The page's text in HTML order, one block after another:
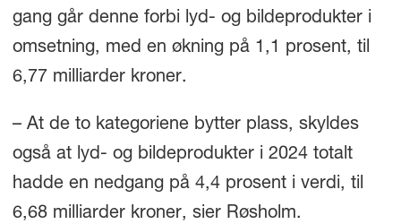
gang går denne forbi lyd- og bildeprodukter i
omsetning, med en økning på 1,1 prosent, til
6,77 milliarder kroner.
– At de to kategoriene bytter plass, skyldes
også at lyd- og bildeprodukter i 2024 totalt
hadde en nedgang på 4,4 prosent i verdi, til
6,68 milliarder kroner, sier Røsholm.